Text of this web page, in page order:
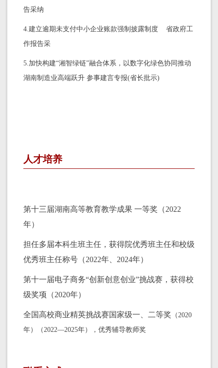
告采纳
4.建立逾期未支付中小企业账款强制披露制度 省政府工
作报告采
5.加快构建“湘智绿链”融合体系，以数字化绿色协同推动
湖南制造业高端跃升 参事建言专报(省长批示)
人才培养
第十三届湖南高等教育教学成果 一等奖（2022
年）
担任多届本科生班主任，获得院优秀班主任和校级
优秀班主任称号（2022年、2024年）
第十一届电子商务“创新创意创业”挑战赛，获得校
级奖项（2020年）
全国高校商业精英挑战赛国家级一、二等奖 （2020
年）（2022—2025年）
，优秀辅导教师奖